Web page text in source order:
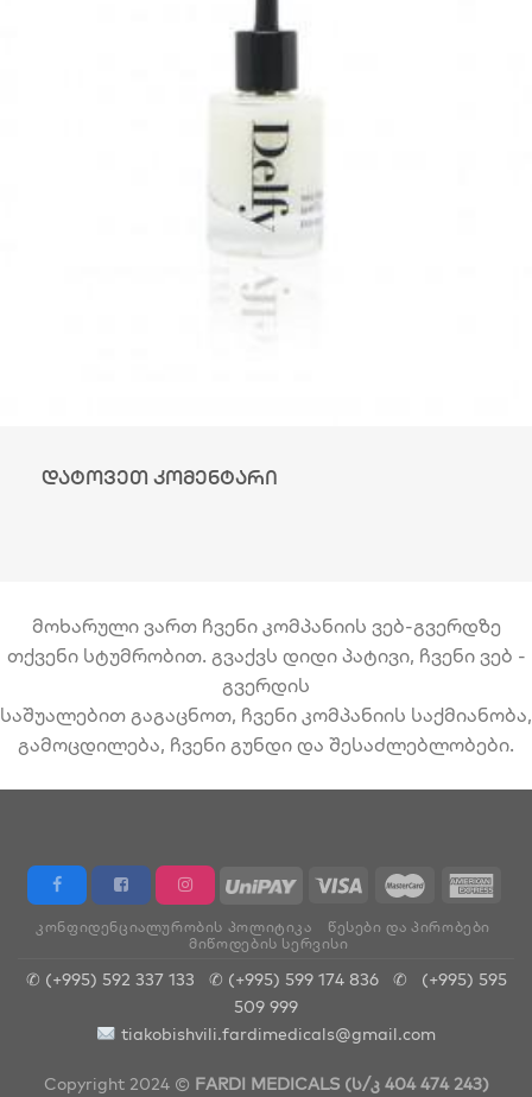
დატოვეთ კომენტარი
მოხარული ვართ ჩვენი კომპანიის ვებ-გვერდზე
თქვენი სტუმრობით. გვაქვს დიდი პატივი, ჩვენი ვებ -
გვერდის
საშუალებით გაგაცნოთ, ჩვენი კომპანიის საქმიანობა,
გამოცდილება, ჩვენი გუნდი და შესაძლებლობები.
ᲙᲝᲜᲤᲘᲓᲔᲜᲪᲘᲐᲚᲣᲠᲝᲑᲘᲡ ᲞᲝᲚᲘᲢᲘᲙᲐ
ᲬᲔᲡᲔᲑᲘ ᲓᲐ ᲞᲘᲠᲝᲑᲔᲑᲘ
ᲛᲘᲬᲝᲓᲔᲑᲘᲡ ᲡᲔᲠᲕᲘᲡᲘ
✆ (+995) 592 337 133 ✆ (+995) 599 174 836 ✆
(+995) 595
509 999
tiakobishvili.fardimedicals@gmail.com
Copyright 2024 © FARDI MEDICALS (ს/კ 404 474 243)